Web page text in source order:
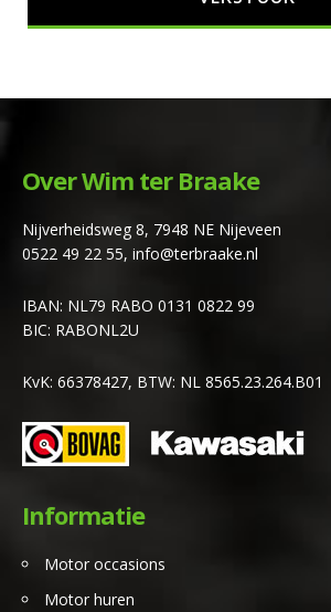
Over Wim ter Braake
Nijverheidsweg 8, 7948 NE Nijeveen
0522 49 22 55, info@terbraake.nl
IBAN: NL79 RABO 0131 0822 99
BIC: RABONL2U
KvK: 66378427, BTW: NL 8565.23.264.B01
Informatie
Motor occasions
Motor huren